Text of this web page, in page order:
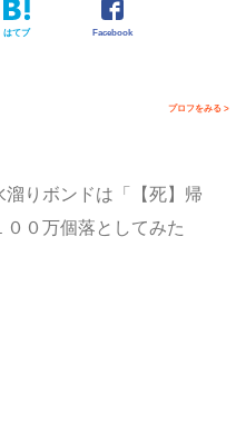
はてブ Facebook
プロフをみる >
りボンドは「
【死】帰
０万個落としてみた